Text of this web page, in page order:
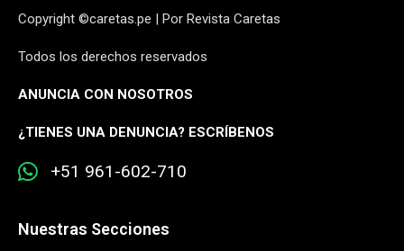
Copyright ©caretas.pe | Por Revista Caretas
Todos los derechos reservados
ANUNCIA CON NOSOTROS
¿TIENES UNA DENUNCIA? ESCRÍBENOS
+51 961-602-710
Nuestras Secciones